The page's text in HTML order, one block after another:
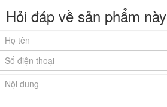
Hỏi đáp về sản phẩm này